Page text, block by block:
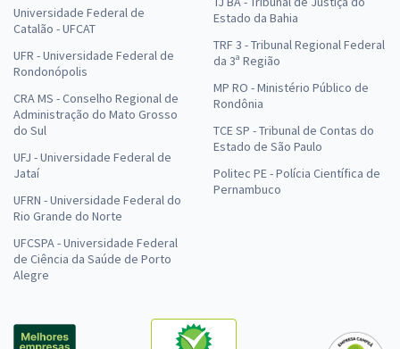
Universidade Federal de
Catalão - UFCAT
UFR - Universidade Federal de
Rondonópolis
CRA MS - Conselho Regional de
Administração do Mato Grosso
do Sul
UFJ - Universidade Federal de
Jataí
UFRN - Universidade Federal do
Rio Grande do Norte
UFCSPA - Universidade Federal
de Ciência da Saúde de Porto
Alegre
Estado da Bahia
TRF 3 - Tribunal Regional Federal
da 3ª Região
MP RO - Ministério Público de
Rondônia
TCE SP - Tribunal de Contas do
Estado de São Paulo
Politec PE - Polícia Científica de
Pernambuco